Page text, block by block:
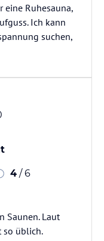
eine Ruhesauna,
Ich kann
suchen,
4 / 6
Saunen. Laut
so üblich.